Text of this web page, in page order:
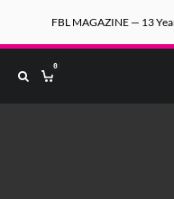
FBL MAGAZINE — 13
0